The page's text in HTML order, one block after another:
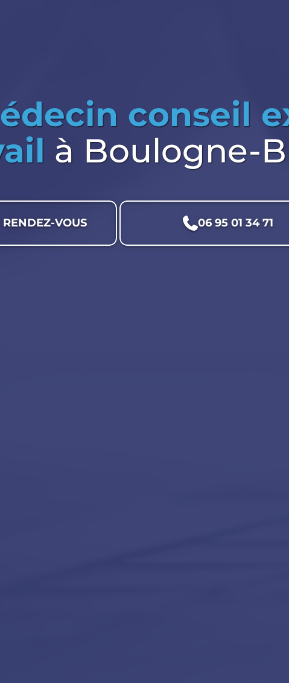
conseil
à Boulogne-
RENDEZ-VOUS 06 95 01 34 71